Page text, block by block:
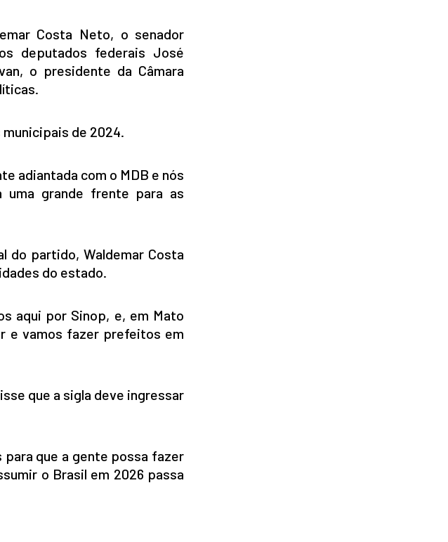
Costa Neto, o senador
deputados federais José
o presidente da Câmara
de 2024.
adiantada com o MDB e nós
grande frente para as
do partido, Waldemar Costa
do estado.
aqui por Sinop, e, em Mato
e vamos fazer prefeitos em
que a sigla deve ingressar
para que a gente possa fazer
o Brasil em 2026 passa